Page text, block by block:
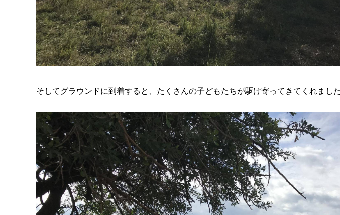
そしてグラウンドに到着すると、たくさんの子どもたちが駆け寄ってきてくれました